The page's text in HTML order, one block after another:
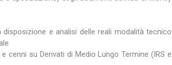
e analisi delle reali modalità tecnico
cenni su Derivati di Medio Lungo Termine (IRS e